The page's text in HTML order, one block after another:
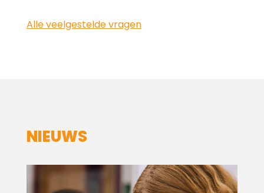
Alle veelgestelde vragen
NIEUWS